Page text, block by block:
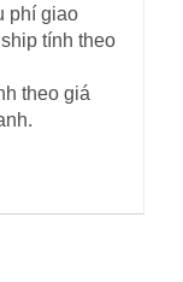
phí giao
tính theo
theo giá